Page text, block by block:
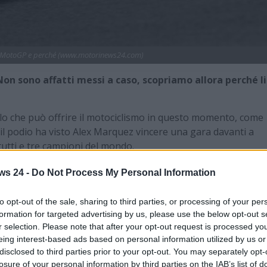
24 - Do Not Process My Personal Information
opt-out of the sale, sharing to third parties, or processing of your
for targeted advertising by us, please use the below opt-out
selection. Please note that after your opt-out request is processed
interest-based ads based on personal information utilized by us
to third parties prior to your opt-out. You may separately
of your personal information by third parties on the IAB’s list of
sono affatti messi a caso, scopriamo allora perché li
che può offrire il motociclismo in questo momento, come
podio ha visto Alex Marquez vincere una gara davanti a
e tre campioni del mondo.
dopo una caduta, che lo ha portato comunque in zona
Il campionato è ancora lungo, ma è indubbio che il livello
tantissimo spettacolo. E a proposito dei piloti, perché
Scopriamolo.
quei numeri: le motivazioni